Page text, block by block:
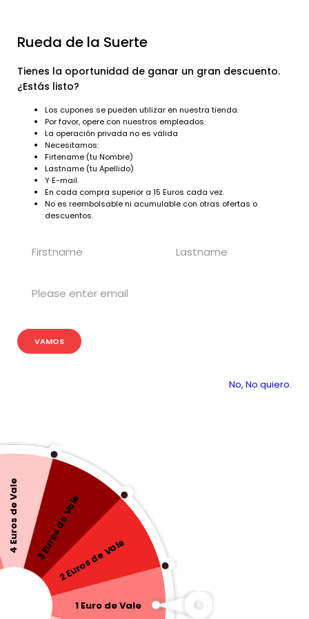
consentimiento, cookies de rendimiento, funcionalidad,
web, recopilar información sobre cómo utiliza la web, mejorar
el funcionamiento de la web, recordar las elecciones que
características y contenidos mejorados y para mostrarle
anuncios en función de su uso de la web. Puede elegir entre
administrar sus preferencias o aceptar todas las cookies.
También puede leer nuestra Política de privacidad y Política
de cookies para obtener más información.
ESTOY DE ACUERDO CON TODAS LAS COOKIES. VAMOS!
Español
0 0.00€
Navigation
Rueda de la Suerte
Tienes la oportunidad de ganar un gran descuento.
¿Estás listo?
Los cupones se pueden utilizar en nuestra tienda.
Por favor, opere con nuestros empleados.
La operación privada no es válida
Necesitamos:
Firtename (tu Nombre)
Lastname (tu Apellido)
Y E-mail.
En cada compra superior a 15 Euros cada vez.
No es reembolsable ni acumulable con otras ofertas o
descuentos.
VAMOS
No, No quiero.
1 Euro de Vale
2 Euros de Vale
3 Euros de Vale
4 Euros de Vale